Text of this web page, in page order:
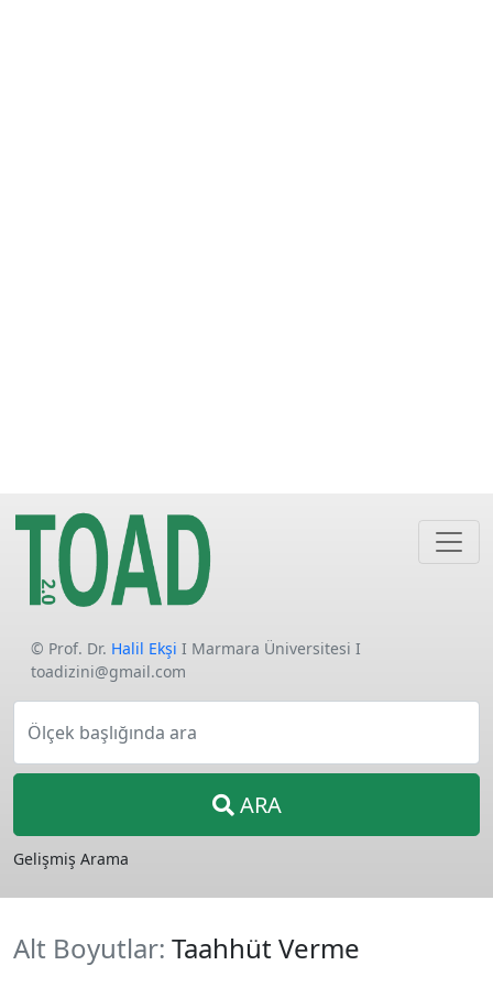
© Prof. Dr. Halil Ekşi I Marmara Üniversitesi I
toadizini@gmail.com
Ölçek başlığında ara
ARA
Gelişmiş Arama
Alt Boyutlar: Taahhüt Verme